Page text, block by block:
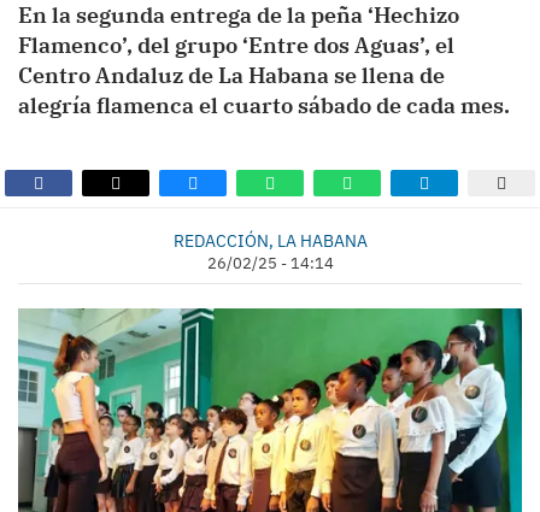
En la segunda entrega de la peña ‘Hechizo
Flamenco’, del grupo ‘Entre dos Aguas’, el
Centro Andaluz de La Habana se llena de
alegría flamenca el cuarto sábado de cada mes.
REDACCIÓN, LA HABANA
26/02/25 - 14:14